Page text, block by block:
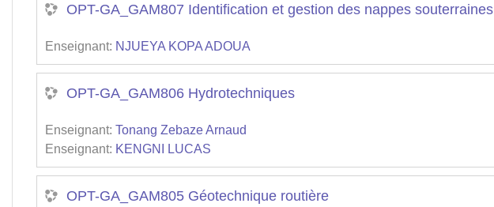
OPT-GA_GAM807 Identification et gestion des nappes souterraines
Enseignant: NJUEYA KOPA ADOUA
OPT-GA_GAM806 Hydrotechniques
Enseignant: Tonang Zebaze Arnaud
Enseignant: KENGNI LUCAS
OPT-GA_GAM805 Géotechnique routière